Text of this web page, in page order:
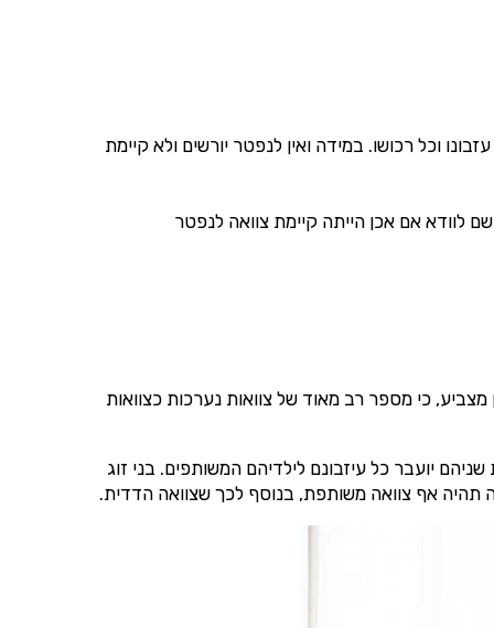
וכל רכושו. במידה ואין לנפטר יורשים ולא קיימת
אם אכן הייתה קיימת צוואה לנפטר
מצביע, כי מספר רב מאוד של צוואות נערכות כצוואות
יועבר כל עיזבונם לילדיהם המשותפים. בני זוג
תהיה אף צוואה משותפת, בנוסף לכך שצוואה הדדית.